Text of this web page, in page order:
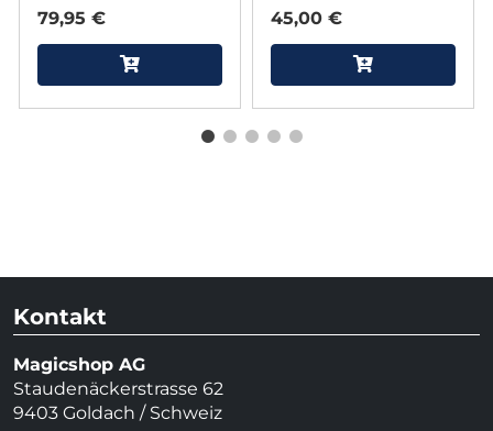
79,95 €
Strivings
45,00 €
Kontakt
Magicshop AG
Staudenäckerstrasse 62
9403 Goldach / Schweiz